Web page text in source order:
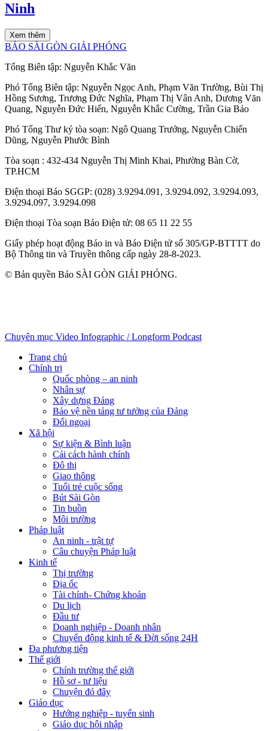
Ninh
Xem thêm
BÁO SÀI GÒN GIẢI PHÓNG
Tổng Biên tập: Nguyễn Khắc Văn
Phó Tổng Biên tập: Nguyễn Ngọc Anh, Phạm Văn Trường, Bùi Thị
Hồng Sương, Trương Đức Nghĩa, Phạm Thị Vân Anh, Dương Văn
Quang, Nguyễn Đức Hiển, Nguyễn Khắc Cường, Trần Gia Bảo
Phó Tổng Thư ký tòa soạn: Ngô Quang Trưởng, Nguyễn Chiến
Dũng, Nguyễn Phước Bình
Tòa soạn : 432-434 Nguyễn Thị Minh Khai, Phường Bàn Cờ,
TP.HCM
Điện thoại Báo SGGP: (028) 3.9294.091, 3.9294.092, 3.9294.093,
3.9294.097, 3.9294.098
Điện thoại Tòa soạn Báo Điện tử: 08 65 11 22 55
Giấy phép hoạt động Báo in và Báo Điện tử số 305/GP-BTTTT do
Bộ Thông tin và Truyền thông cấp ngày 28-8-2023.
© Bản quyền Báo SÀI GÒN GIẢI PHÓNG.
Chuyên mục Video Infographic / Longform Podcast
Trang chủ
Chính trị
Quốc phòng – an ninh
Nhân sự
Xây dựng Đảng
Bảo vệ nền tảng tư tưởng của Đảng
Đối ngoại
Xã hội
Sự kiện & Bình luận
Cải cách hành chính
Đô thị
Giao thông
Tuổi trẻ cuộc sống
Bút Sài Gòn
Tin buồn
Môi trường
Pháp luật
An ninh - trật tự
Câu chuyện Pháp luật
Kinh tế
Thị trường
Địa ốc
Tài chính- Chứng khoán
Du lịch
Đầu tư
Doanh nghiệp - Doanh nhân
Chuyển động kinh tế & Đời sống 24H
Đa phương tiện
Thế giới
Chính trường thế giới
Hồ sơ - tư liệu
Chuyện đó đây
Giáo dục
Hướng nghiệp - tuyển sinh
Giáo dục hội nhập